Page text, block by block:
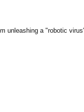
unleashing a "robotic